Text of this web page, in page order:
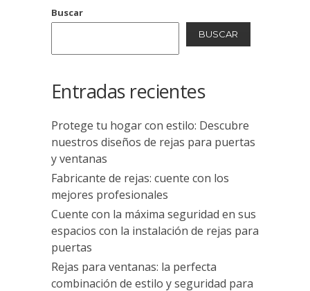
Buscar
BUSCAR
Entradas recientes
Protege tu hogar con estilo: Descubre
nuestros diseños de rejas para puertas
y ventanas
Fabricante de rejas: cuente con los
mejores profesionales
Cuente con la máxima seguridad en sus
espacios con la instalación de rejas para
puertas
Rejas para ventanas: la perfecta
combinación de estilo y seguridad para